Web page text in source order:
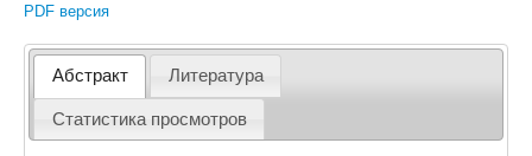
PDF версия
Абстракт Литература
Статистика просмотров